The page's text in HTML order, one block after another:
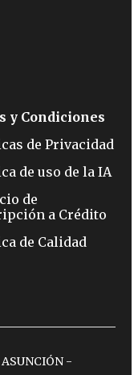
y Condiciones
de Privacidad
de uso de la IA
de
a Crédito
de Calidad
-